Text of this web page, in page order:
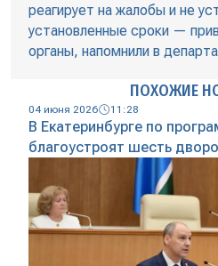
реагирует на жалобы и не
установленные сроки —
органы, напомнили в
ПОХОЖИЕ
04 июня 2026 11:28
В Екатеринбурге по
благоустроят шесть